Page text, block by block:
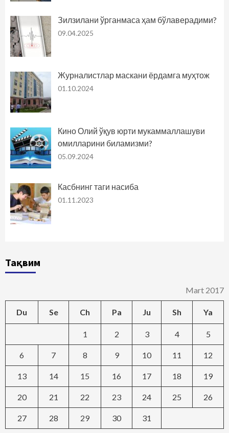
Зилзилани ўрганмаса ҳам бўлаверадими?
09.04.2025
Журналистлар маскани ёрдамга муҳтож
01.10.2024
Кино Олий ўқув юрти мукаммаллашуви
омилларини биламизми?
05.09.2024
Касбнинг таги насиба
01.11.2023
Тақвим
Mart 2017
Du Se Ch Pa Ju Sh Ya
1 2 3 4 5
6 7 8 9 10 11 12
13 14 15 16 17 18 19
20 21 22 23 24 25 26
27 28 29 30 31